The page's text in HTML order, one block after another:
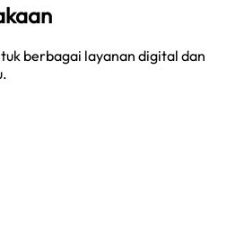
berbagai layanan digital dan